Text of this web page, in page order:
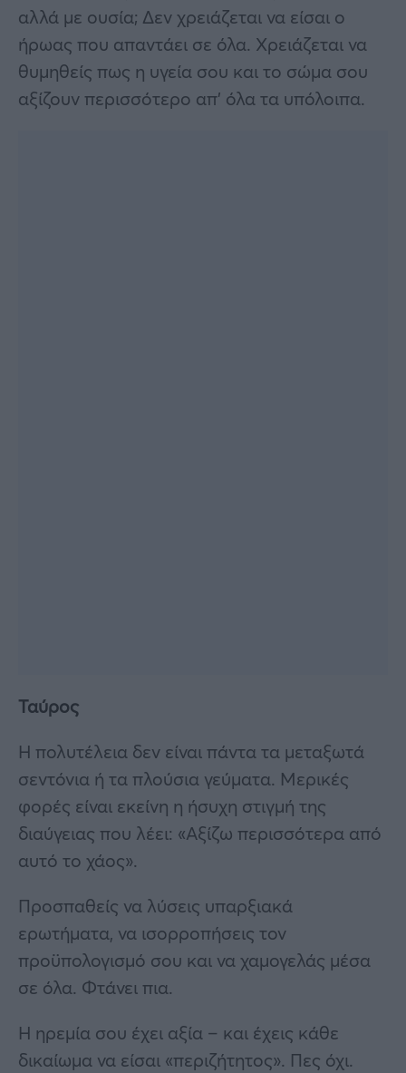
αλλά με ουσία; Δεν χρειάζεται να είσαι ο
ήρωας που απαντάει σε όλα. Χρειάζεται να
θυμηθείς πως η υγεία σου και το σώμα σου
αξίζουν περισσότερο απ’ όλα τα υπόλοιπα.
Ταύρος
Η πολυτέλεια δεν είναι πάντα τα μεταξωτά
σεντόνια ή τα πλούσια γεύματα. Μερικές
φορές είναι εκείνη η ήσυχη στιγμή της
διαύγειας που λέει: «Αξίζω περισσότερα από
αυτό το χάος».
Προσπαθείς να λύσεις υπαρξιακά
ερωτήματα, να ισορροπήσεις τον
προϋπολογισμό σου και να χαμογελάς μέσα
σε όλα. Φτάνει πια.
Η ηρεμία σου έχει αξία – και έχεις κάθε
δικαίωμα να είσαι «περιζήτητος». Πες όχι.